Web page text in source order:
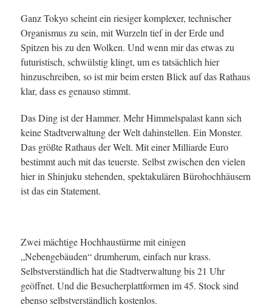
Ganz Tokyo scheint ein riesiger komplexer, technischer
Organismus zu sein, mit Wurzeln tief in der Erde und
Spitzen bis zu den Wolken. Und wenn mir das etwas zu
futuristisch, schwülstig klingt, um es tatsächlich hier
hinzuschreiben, so ist mir beim ersten Blick auf das Rathaus
klar, dass es genauso stimmt.
Das Ding ist der Hammer. Mehr Himmelspalast kann sich
keine Stadtverwaltung der Welt dahinstellen. Ein Monster.
Das größte Rathaus der Welt. Mit einer Milliarde Euro
bestimmt auch mit das teuerste. Selbst zwischen den vielen
hier in Shinjuku stehenden, spektakulären Bürohochhäusern
ist das ein Statement.
Zwei mächtige Hochhaustürme mit einigen
„Nebengebäuden“ drumherum, einfach nur krass.
Selbstverständlich hat die Stadtverwaltung bis 21 Uhr
geöffnet. Und die Besucherplattformen im 45. Stock sind
ebenso selbstverständlich kostenlos.